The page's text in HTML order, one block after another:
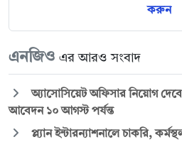
করুন
এনজিও এর আরও সংবাদ
অ্যাসোসিয়েট অফিসার নিয়োগ
আবেদন ১০ আগস্ট পর্যন্ত
প্ল্যান ইন্টারন্যাশনালে চাকরি,